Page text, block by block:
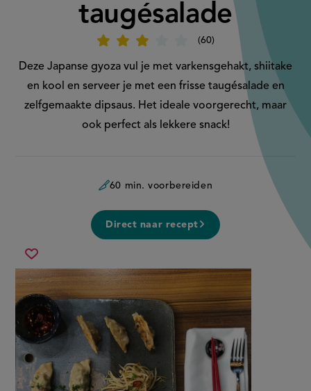
taugésalade
60
'Gyoza
met
gehakt,
shiitake,
kool
en
Deze Japanse gyoza vul je met varkensgehakt, shiitake
en kool en serveer je met een frisse taugésalade en
zelfgemaakte dipsaus. Het ideale voorgerecht, maar
ook perfect als lekkere snack!
60 min. voorbereiden
Direct naar recept
Sla
recept
op
gyoza
met
gehakt,
shiitake,
kool
en
taugésalade